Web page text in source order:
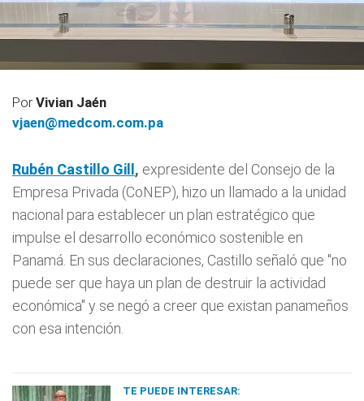
PorVivian Jaén
vjaen@medcom.com.pa
Rubén Castillo Gill , expresidente del Consejo de la
Empresa Privada (CoNEP), hizo un llamado a la unidad
nacional para establecer un plan estratégico que
impulse el desarrollo económico sostenible en
Panamá. En sus declaraciones, Castillo señaló que "no
puede ser que haya un plan de destruir la actividad
económica" y se negó a creer que existan panameños
con esa intención.
TE PUEDE INTERESAR: